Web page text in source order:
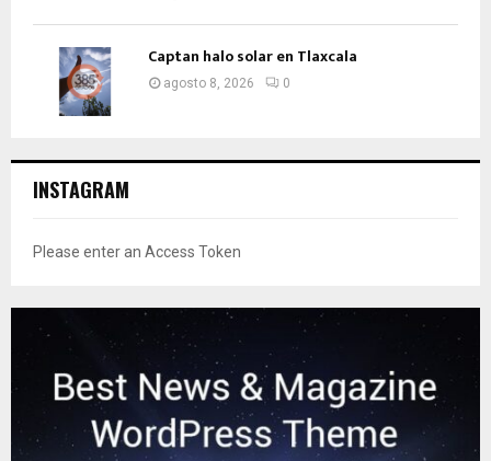
Captan halo solar en Tlaxcala
agosto 8, 2026 0
INSTAGRAM
Please enter an Access Token